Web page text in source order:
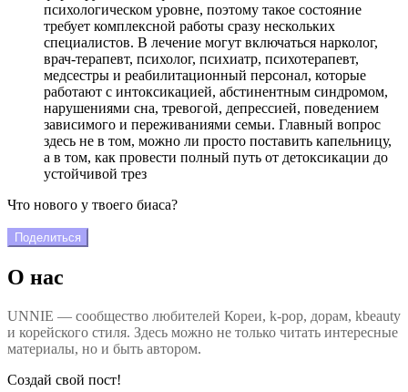
психологическом уровне, поэтому такое состояние
требует комплексной работы сразу нескольких
специалистов. В лечение могут включаться нарколог,
врач-терапевт, психолог, психиатр, психотерапевт,
медсестры и реабилитационный персонал, которые
работают с интоксикацией, абстинентным синдромом,
нарушениями сна, тревогой, депрессией, поведением
зависимого и переживаниями семьи. Главный вопрос
здесь не в том, можно ли просто поставить капельницу,
а в том, как провести полный путь от детоксикации до
устойчивой трез
Что нового у твоего биаса?
Поделиться
О нас
UNNIE — сообщество любителей Кореи, k-pop, дорам, kbeauty
и корейского стиля. Здесь можно не только читать интересные
материалы, но и быть автором.
Создай свой пост!